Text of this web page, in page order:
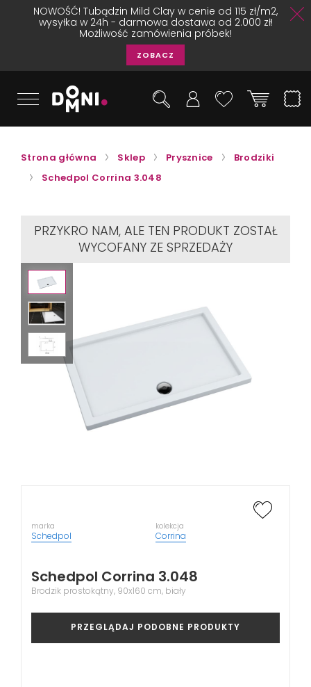
NOWOŚĆ! Tubądzin Mild Clay w cenie od 115 zł/m2,
wysyłka w 24h - darmowa dostawa od 2.000 zł!
Możliwość zamówienia próbek!
ZOBACZ
Strona główna Sklep Prysznice
Brodziki
Schedpol Corrina 3.048
PRZYKRO NAM, ALE TEN PRODUKT ZOSTAŁ
WYCOFANY ZE SPRZEDAŻY
marka
Schedpol
kolekcja
Corrina
Schedpol Corrina 3.048
Brodzik prostokątny, 90x160 cm, biały
PRZEGLĄDAJ PODOBNE PRODUKTY